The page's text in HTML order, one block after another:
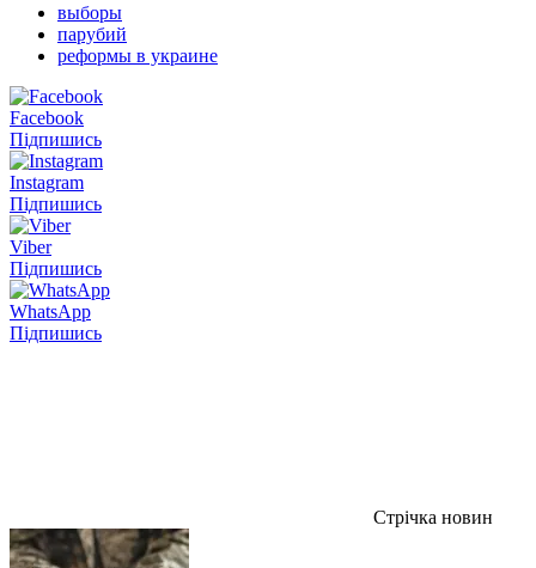
выборы
парубий
реформы в украине
Facebook
Підпишись
Instagram
Підпишись
Viber
Підпишись
WhatsApp
Підпишись
Стрічка новин